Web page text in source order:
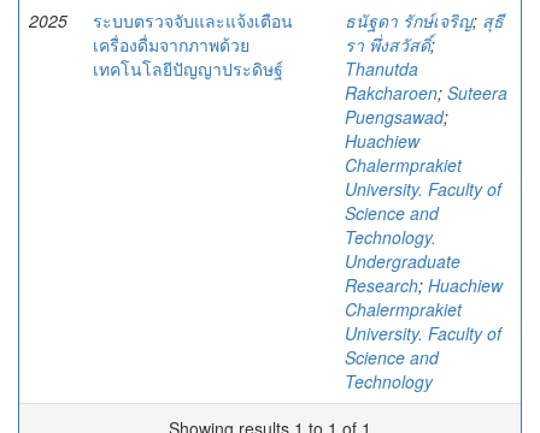
2025
ระบบตรวจจับและแจ้งเตือน
เครื่องดื่มจากภาพด้วย
เทคโนโลยีปัญญาประดิษฐ์
ธนัฐดา รักษ์เจริญ; สุธี
รา พึ่งสวัสดิ์;
Thanutda
Rakcharoen; Suteera
Puengsawad;
Huachiew
Chalermprakiet
University. Faculty of
Science and
Technology.
Undergraduate
Research; Huachiew
Chalermprakiet
University. Faculty of
Science and
Technology
Showing results 1 to 1 of 1